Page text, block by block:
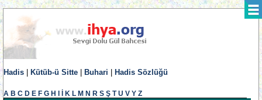
Hadis Kütüb-ü Sitte Buhari Hadis Sözlüğü
A B C D E F G H K L M N R S Ş T U V Y Z